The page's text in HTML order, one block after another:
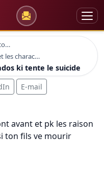
forum Coaching scolaire
Le taux et les character des ados ki tente le suicide
ki tente le suicide
E-mail
avant et pk les raison
ton fils ve mourir